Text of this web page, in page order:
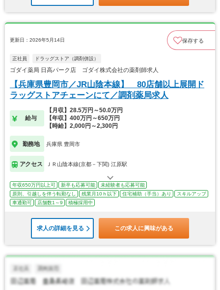
更新日：2026年5月14日 保存する
正社員 ドラッグストア（調剤併設）
ゴダイ薬局 日高パーク店 ゴダイ株式会社の薬剤師求人
【兵庫県豊岡市／JR山陰本線】 80店舗以上展開ド
ラッグストアチェーンにて／調剤薬局求人
給与
【月収】28.5万円～50.0万円
【年収】400万円～650万円
【時給】2,000円～2,300円
勤務地 兵庫県 豊岡市
アクセス ＪＲ山陰本線(京都－下関) 江原駅
年収650万円以上可 新卒も応募可能
未経験者も応募可能
原則、引越しを伴う転勤なし
残業月10ｈ以下 住宅補助（手当）あり
スキルアップ
車通勤可
店舗数1～9 積極採用中
求人の詳細を見る この求人に興味がある